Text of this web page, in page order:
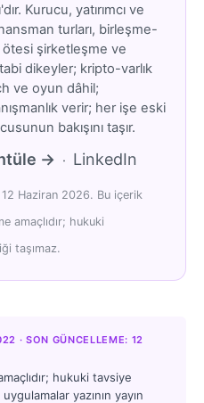
Kurucu, yatırımcı ve
turları, birleşme-
ötesi şirketleşme ve
dikeyler; kripto-varlık
ve oyun dâhil;
verir; her işe eski
bakışını taşır.
→ · LinkedIn
Haziran 2026. Bu içerik
amaçlıdır; hukuki
taşımaz.
· SON GÜNCELLEME: 12
hukuki tavsiye
yazının yayın